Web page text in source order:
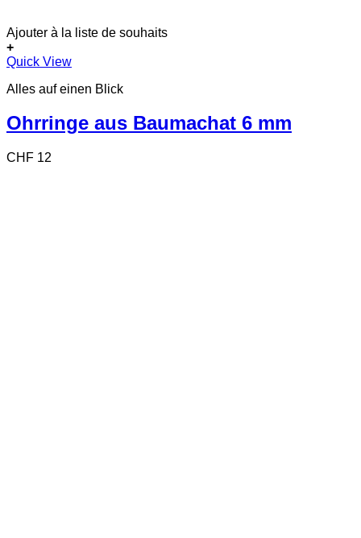
Ajouter à la liste de souhaits
+
Quick View
Alles auf einen Blick
Ohrringe aus Baumachat 6 mm
CHF 12